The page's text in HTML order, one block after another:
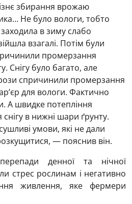
збирання врожаю
Не було вологи, тобто
в зиму слабо
взагалі. Потім були
промерзання
Снігу було багато, але
спричинили промерзання
для вологи. Фактично
А швидке потепління
в нижні шари ґрунту.
умови, які не дали
— пояснив він.
денної та нічної
стрес рослинам і негативно
живлення, яке фермери